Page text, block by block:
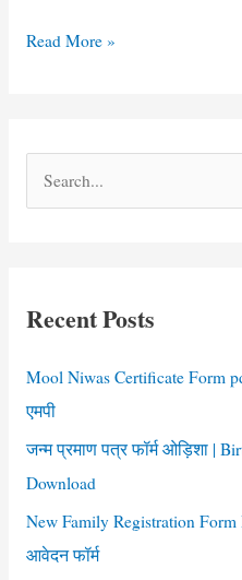
OBC
Rajasthan
pdf
|
पत्र
राजस्थान
Read More »
f
o
:
Recent Posts
Mool Niwas Certificate Form
एमपी
जन्म प्रमाण पत्र फॉर्म ओड़िशा |
Download
New Family Registration Form
आवेदन फॉर्म